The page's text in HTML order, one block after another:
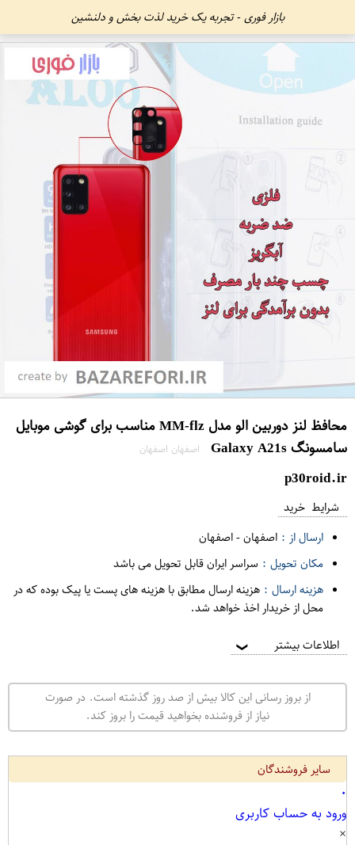
بازار فوری - تجربه یک خرید لذت بخش و دلنشین
محافظ لنز دوربین الو مدل MM-flz مناسب برای گوشی موبایل
سامسونگ Galaxy A21s
اصفهان اصفهان
p30roid.ir
شرایط خرید
ارسال از : اصفهان-اصفهان
مکان تحویل : سراسر ایران قابل تحویل می باشد
هزینه ارسال : هزینه ارسال مطابق با هزینه های پست یا پیک بوده که در
محل از خریدار اخذ خواهد شد.
اطلاعات بیشتر ❯
از بروز رسانی این کالا بیش از صد روز گذشته است. در صورت
نیاز از فروشنده بخواهید قیمت را بروز کند.
سایر فروشندگان
۰
ورود به حساب کاربری
×